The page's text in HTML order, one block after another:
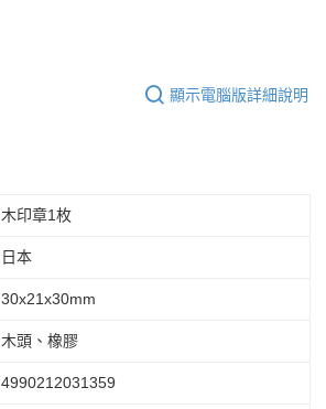
顯示電腦版詳細說明
木印章1枚
日本
30x21x30mm
木頭、橡膠
4990212031359